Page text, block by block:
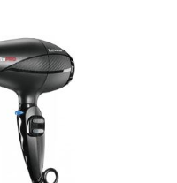
DÉTAILS